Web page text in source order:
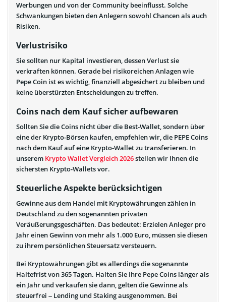
Werbungen und von der Community beeinflusst. Solche
Schwankungen bieten den Anlegern sowohl Chancen als auch
Risiken.
Verlustrisiko
Sie sollten nur Kapital investieren, dessen Verlust sie
verkraften können. Gerade bei risikoreichen Anlagen wie
Pepe Coin ist es wichtig, finanziell abgesichert zu bleiben und
keine überstürzten Entscheidungen zu treffen.
Coins nach dem Kauf sicher aufbewaren
Sollten Sie die Coins nicht über die Best-Wallet, sondern über
eine der Krypto-Börsen kaufen, empfehlen wir, die PEPE Coins
nach dem Kauf auf eine Krypto-Wallet zu transferieren. In
unserem Krypto Wallet Vergleich 2026stellen wir Ihnen die
sichersten Krypto-Wallets vor.
Steuerliche Aspekte berücksichtigen
Gewinne aus dem Handel mit Kryptowährungen zählen in
Deutschland zu den sogenannten privaten
Veräußerungsgeschäften. Das bedeutet: Erzielen Anleger pro
Jahr einen Gewinn von mehr als 1.000 Euro, müssen sie diesen
zu ihrem persönlichen Steuersatz versteuern.
Bei Kryptowährungen gibt es allerdings die sogenannte
Haltefrist von 365 Tagen. Halten Sie Ihre Pepe Coins länger als
ein Jahr und verkaufen sie dann, gelten die Gewinne als
steuerfrei – Lending und Staking ausgenommen. Bei